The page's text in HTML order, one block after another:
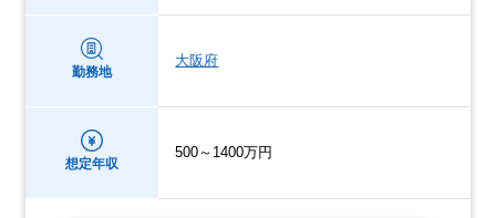
勤務地
大阪府
想定年収
500～1400万円